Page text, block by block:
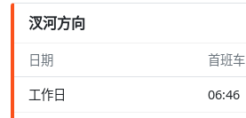
汊河方向
日期 首班车
工作日 06:46